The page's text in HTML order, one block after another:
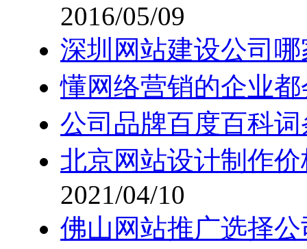
2016/05/09
深圳网站建设公司
懂网络营销的企业
公司品牌百度百科
北京网站设计制作
2021/04/10
佛山网站推广选择